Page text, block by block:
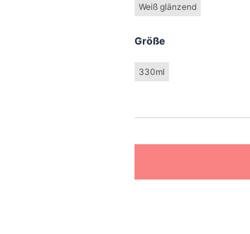
Weiß glänzend
Größe
330ml